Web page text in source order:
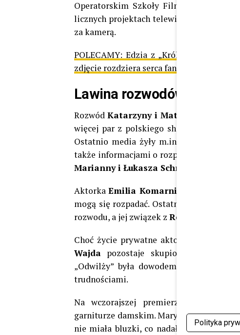
Polityka
Operatorskim Szkoły Filmowej w Łodzi.
licznych projektach telewizyjnych i
za kamerą.
POLECAMY: Edzia z „Królowych życia”
zdjęcie rozdziera serca fanów
Lawina rozwodów w
RozwódKatarzyny i Mateusza Wajdów
więcej par z polskiego show-biznesu
Ostatnio media żyły m.in. rozstaniem
także informacjami o rozpadzie małżeństw
Marianny i Łukasza Schreiberów
AktorkaEmilia Komarnicka
mogą się rozpadać. Ostatnio media
rozwodu, a jej związek z Redbadem
Choć życie prywatne aktorów często
Wajda pozostaje skupiona na
„Odwilży” była dowodem, że aktorka
trudnościami.
Na wczorajszej premierze
garniturze damskim. Marynarka była
nie miała bluzki, co nadało stylizacji